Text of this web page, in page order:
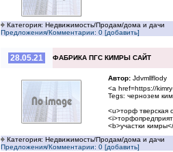
Категория: Недвижимость/Продам/дома и дачи
Предложения/Комментарии: 0 [добавить]
28.05.21 ФАБРИКА ПГС КИМРЫ САЙТ
Автор: Jdvmllflody
<a href=https://
Tegs: чернозем
<u>торф тверская
<b>участки
Категория: Недвижимость/Продам/дома и дачи
Предложения/Комментарии: 0 [добавить]